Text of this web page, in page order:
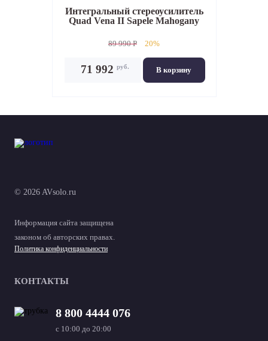
Интегральный стереоусилитель
Quad Vena II Sapele Mahogany
89 990 P 20%
В корзину
71 992 руб.
© 2026 AVsolo.ru
Информация сайта защищена
законом об авторских правах.
Политика конфиденциальности
КОНТАКТЫ
8 800 4444 076
с 10:00 до 20:00